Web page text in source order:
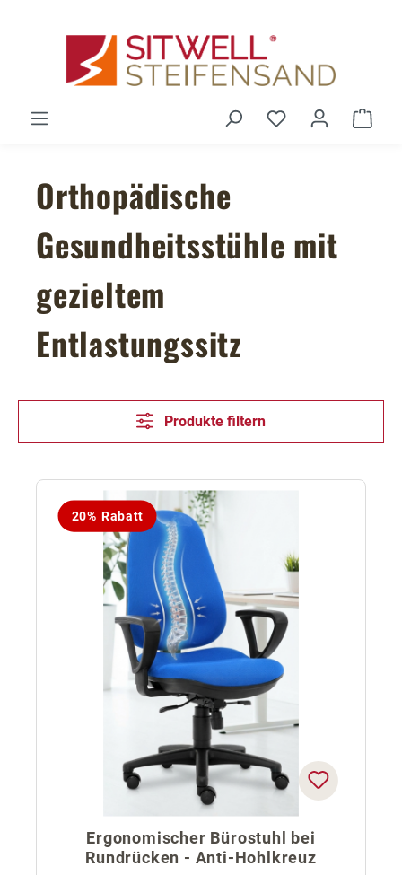
Du hast 0
Orthopädische
Gesundheitsstühle mit
gezieltem
Entlastungssitz
Produkte filtern
20% Rabatt
Ergonomischer Bürostuhl bei
Rundrücken - Anti-Hohlkreuz